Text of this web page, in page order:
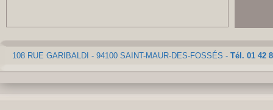
108 RUE GARIBALDI - 94100 SAINT-MAUR-DES-FOSSÉS - Tél. 01 42